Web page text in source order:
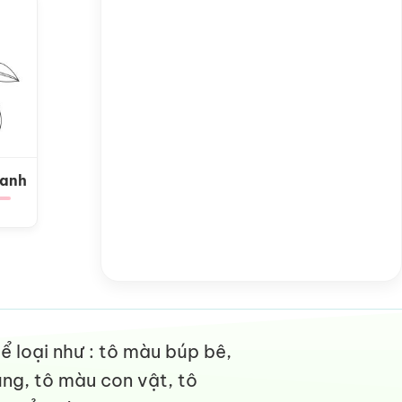
loại như : tô màu búp bê,
tô màu con vật, tô